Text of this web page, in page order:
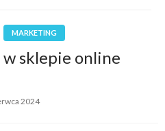
MARKETING
w sklepie online
2024